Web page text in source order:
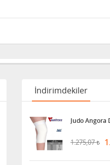
İndirimdekiler
Judo Angora
1.275,07